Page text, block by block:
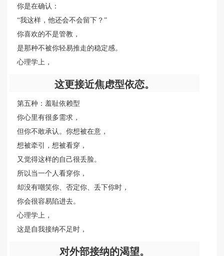
你是在确认：
“我这样，他还会不会留下？”
你喜欢的不是管教，
是那种不被你轻易推走的稳定感。
心理学上，
这更接近焦虑型依恋。
第五种：羞耻依赖型
你心里有很多需求，
但你不敢承认。你想被在意，
想被牵引，想被看穿，
又觉得这样的自己很丢脸。
所以当一个人看穿你，
却没有嘲笑你、否定你、丢下你时，
你会很容易陷进去。
心理学上，
这是自我接纳不足时，
对外部接纳的渴望。